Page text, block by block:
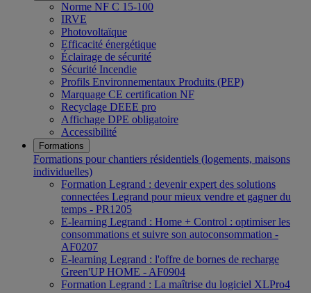
Norme NF C 15-100
IRVE
Photovoltaïque
Efficacité énergétique
Éclairage de sécurité
Sécurité Incendie
Profils Environnementaux Produits (PEP)
Marquage CE certification NF
Recyclage DEEE pro
Affichage DPE obligatoire
Accessibilité
Formations
Formations pour chantiers résidentiels (logements, maisons
individuelles)
Formation Legrand : devenir expert des solutions
connectées Legrand pour mieux vendre et gagner du
temps - PR1205
E-learning Legrand : Home + Control : optimiser les
consommations et suivre son autoconsommation -
AF0207
E-learning Legrand : l'offre de bornes de recharge
Green'UP HOME - AF0904
Formation Legrand : La maîtrise du logiciel XLPro4